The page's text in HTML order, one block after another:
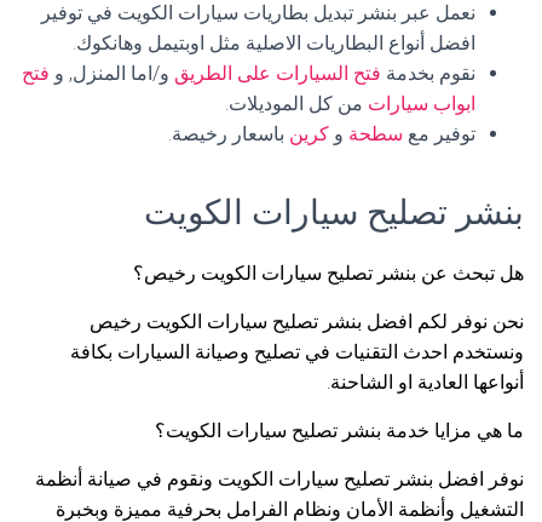
نعمل عبر بنشر تبديل بطاريات سيارات الكويت في توفير
افضل أنواع البطاريات الاصلية مثل اوبتيمل وهانكوك.
نقوم بخدمة فتح السيارات على الطريق و/اما المنزل, و فتح
ابواب سيارات من كل الموديلات.
توفير مع سطحة و كرين باسعار رخيصة.
بنشر تصليح سيارات الكويت
هل تبحث عن بنشر تصليح سيارات الكويت رخيص؟
نحن نوفر لكم افضل بنشر تصليح سيارات الكويت رخيص
ونستخدم احدث التقنيات في تصليح وصيانة السيارات بكافة
أنواعها العادية او الشاحنة.
ما هي مزايا خدمة بنشر تصليح سيارات الكويت؟
نوفر افضل بنشر تصليح سيارات الكويت ونقوم في صيانة أنظمة
التشغيل وأنظمة الأمان ونظام الفرامل بحرفية مميزة وبخبرة